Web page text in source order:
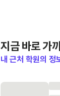
지금 바로 가
내 근처 학원의 정